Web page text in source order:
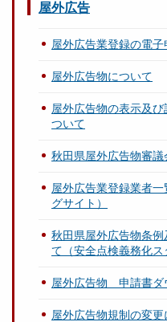
屋外広告
屋外広告業登録の電
屋外広告物について
屋外広告物の表示及
ついて
秋田県屋外広告物審議
屋外広告業登録業者
グサイト）
秋田県屋外広告物条
て（安全点検義務化ス
屋外広告物 申請書ダ
屋外広告物規制の変更